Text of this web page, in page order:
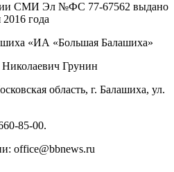
СМИ Эл №ФС ‎77-67562 выдано
года
«ИА «Большая Балашиха»
Грунин
область, г. Балашиха, ул.
85-00.
office@bbnews.ru